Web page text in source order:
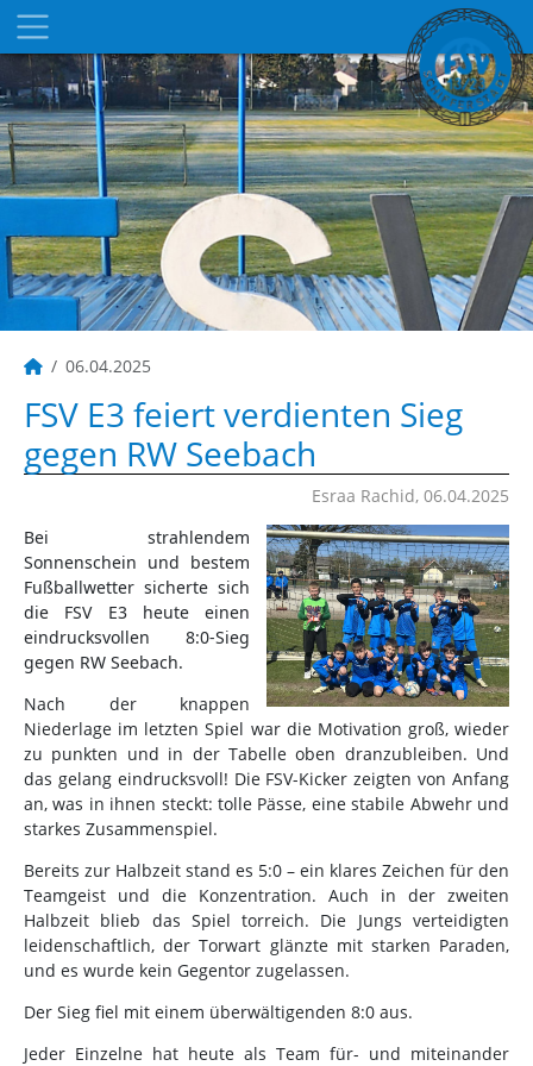
06.04.2025
FSV E3 feiert verdienten Sieg
gegen RW Seebach
Esraa Rachid, 06.04.2025
Bei strahlendem
Sonnenschein und bestem
Fußballwetter sicherte sich
die FSV E3 heute einen
eindrucksvollen 8:0-Sieg
gegen RW Seebach.
Nach der knappen
Niederlage im letzten Spiel war die Motivation groß, wieder
zu punkten und in der Tabelle oben dranzubleiben. Und
das gelang eindrucksvoll! Die FSV-Kicker zeigten von Anfang
an, was in ihnen steckt: tolle Pässe, eine stabile Abwehr und
starkes Zusammenspiel.
Bereits zur Halbzeit stand es 5:0 – ein klares Zeichen für den
Teamgeist und die Konzentration. Auch in der zweiten
Halbzeit blieb das Spiel torreich. Die Jungs verteidigten
leidenschaftlich, der Torwart glänzte mit starken Paraden,
und es wurde kein Gegentor zugelassen.
Der Sieg fiel mit einem überwältigenden 8:0 aus.
Jeder Einzelne hat heute als Team für- und miteinander